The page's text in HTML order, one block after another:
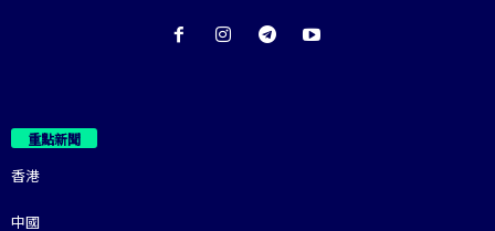
重點新聞
香港
中國